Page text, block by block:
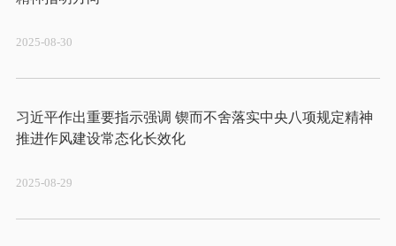
2025-08-30
习近平作出重要指示强调 锲而不舍落实中央八项规定精神
推进作风建设常态化长效化
2025-08-29